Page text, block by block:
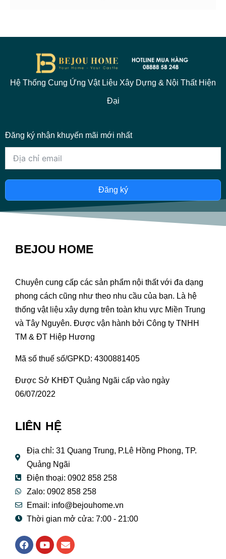
Hệ Thống Cung Ứng Vật Liệu Xây Dựng & Nội Thất Hiện
Đại
Đăng ký nhận khuyến mãi mới nhất
Đăng ký
BEJOU HOME
Chuyên cung cấp các sản phẩm nội thất với đa dạng
phong cách cũng như theo nhu cầu của bạn. Là hệ
thống vật liệu xây dựng trên toàn khu vực Miền Trung
và Tây Nguyên. Được vận hành bởi Công ty TNHH
TM & ĐT Hiệp Hương
Mã số thuế số/GPKD: 4300881405
Được Sở KHĐT Quảng Ngãi cấp vào ngày
06/07/2022
LIÊN HỆ
Địa chỉ: 31 Quang Trung, P.Lê Hồng Phong, TP.
Quảng Ngãi
Điện thoại: 0902 858 258
Zalo: 0902 858 258
Email: info@bejouhome.vn
Thời gian mở cửa: 7:00 - 21:00
F
a
Y
o
E
n